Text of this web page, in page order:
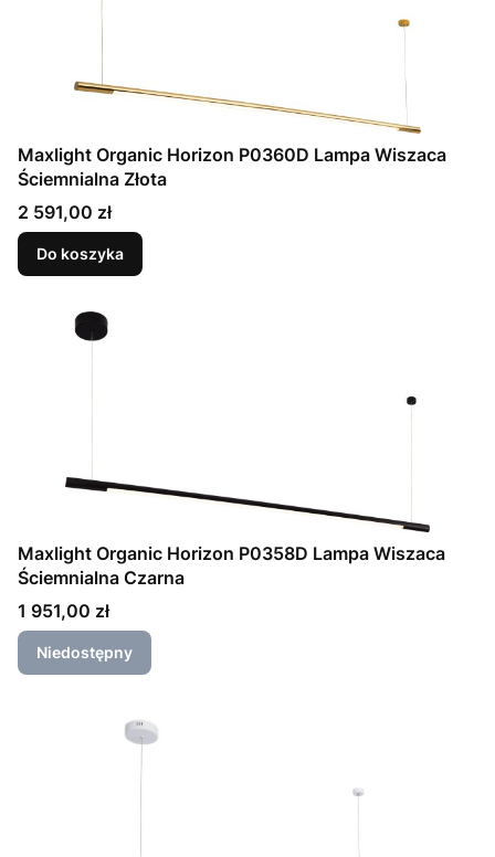
Maxlight Organic Horizon P0360D Lampa Wiszaca
Ściemnialna Złota
Cena
2 591,00 zł
Do koszyka
Maxlight Organic Horizon P0358D Lampa Wiszaca
Ściemnialna Czarna
Cena
1 951,00 zł
Niedostępny